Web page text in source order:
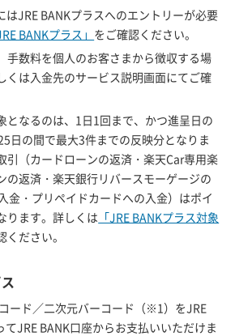
はJRE BANKプラスへのエントリーが必要
BANKプラス」 をご確認ください。
手数料を個人のお客さまから徴収する場
くは入金先のサービス説明画面にてご確
なるのは、1日1回まで、かつ進呈日の
日の間で最大3件までの反映分となりま
引（カードローンの返済・楽天Car専用楽
の返済・楽天銀行リバースモーゲージの
金・プリペイドカードへの入金）はポイ
ります。詳しくは 「JRE BANKプラス対象
ください。
ード／二次元バーコード（※1）をJRE
JRE BANK口座からお支払いいただけま